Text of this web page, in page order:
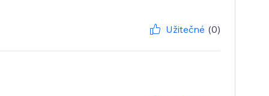
Užitečné (0)